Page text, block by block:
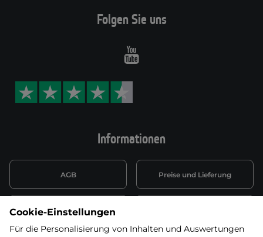
Informationen
AGB Preise und Lieferung
Datenschutzerklärung
Folgen Sie uns
Youtube
Cookie-Einstellungen
Für die Personalisierung von Inhalten und Auswertungen